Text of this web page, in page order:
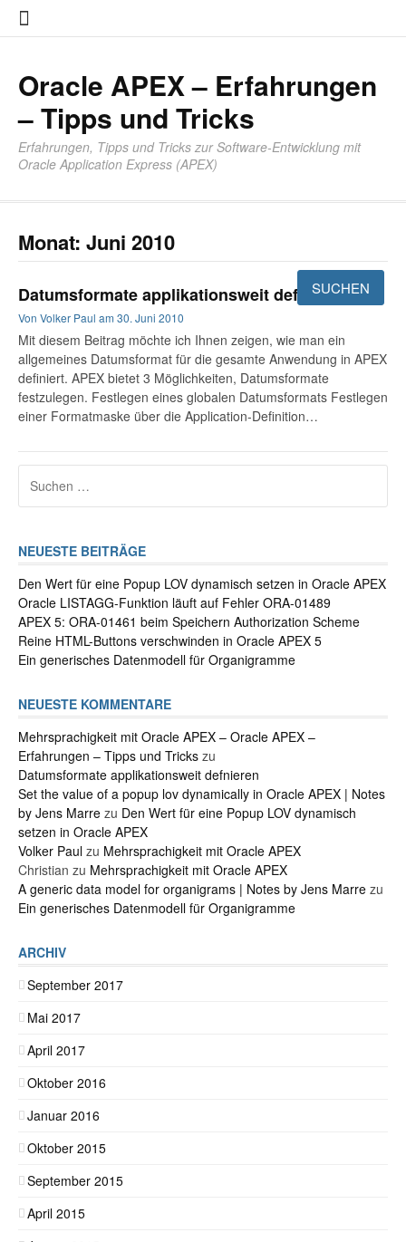
Zum
Inhalt
Oracle APEX – Erfahrungen
– Tipps und Tricks
Erfahrungen, Tipps und Tricks zur Software-Entwicklung mit
Oracle Application Express (APEX)
Monat: Juni 2010
Datumsformate applikationsweit defnieren
Von Volker Paul am 30. Juni 2010
Mit diesem Beitrag möchte ich Ihnen zeigen, wie man ein
allgemeines Datumsformat für die gesamte Anwendung in APEX
definiert. APEX bietet 3 Möglichkeiten, Datumsformate
festzulegen. Festlegen eines globalen Datumsformats Festlegen
einer Formatmaske über die Application-Definition…
nach:
NEUESTE BEITRÄGE
Den Wert für eine Popup LOV dynamisch setzen in Oracle APEX
Oracle LISTAGG-Funktion läuft auf Fehler ORA-01489
APEX 5: ORA-01461 beim Speichern Authorization Scheme
Reine HTML-Buttons verschwinden in Oracle APEX 5
Ein generisches Datenmodell für Organigramme
NEUESTE KOMMENTARE
Mehrsprachigkeit mit Oracle APEX – Oracle APEX –
Erfahrungen – Tipps und Tricks zu
Datumsformate applikationsweit defnieren
Set the value of a popup lov dynamically in Oracle APEX | Notes
by Jens Marre zu Den Wert für eine Popup LOV dynamisch
setzen in Oracle APEX
Volker Paul zu Mehrsprachigkeit mit Oracle APEX
Christian zu Mehrsprachigkeit mit Oracle APEX
A generic data model for organigrams | Notes by Jens Marre zu
Ein generisches Datenmodell für Organigramme
ARCHIV
September 2017
Mai 2017
April 2017
Oktober 2016
Januar 2016
Oktober 2015
September 2015
April 2015